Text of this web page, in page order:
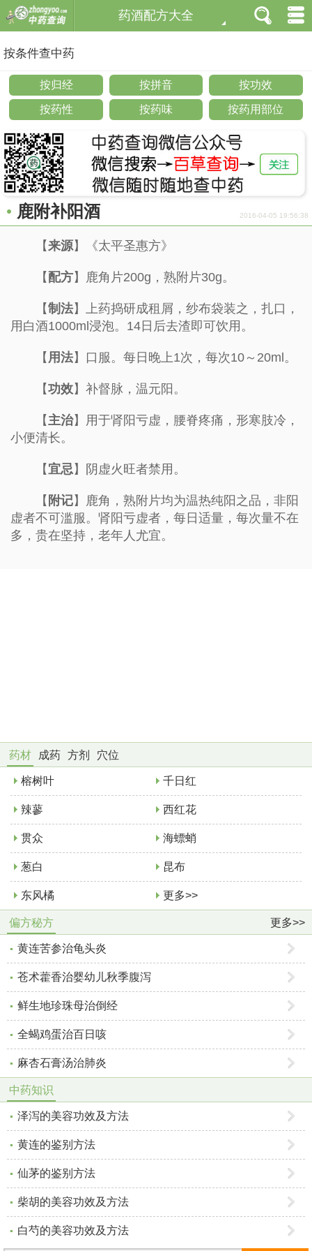
药酒配方大全
按条件查中药
按归经 按拼音 按功效
按药性 按药味 按药用部位
鹿附补阳酒 2016-04-05 19:56:38
【来源】《太平圣惠方》
【配方】鹿角片200g，熟附片30g。
【制法】上药捣研成租屑，纱布袋装之，扎口，
用白酒1000ml浸泡。14日后去渣即可饮用。
【 用法】口服。每日晚上1次，每次10～20ml。
【功效】补督脉，温元阳。
【 主治】用于肾阳亏虚，腰脊疼痛，形寒肢冷，
小便清长。
【 宜忌 】阴虚火旺者禁用。
【 附记】鹿角，熟附片均为温热纯阳之品，非阳
虚者不可滥服。肾阳亏虚者，每日适量，每次量不在
多，贵在坚持，老年人尤宜。
药材 成药 方剂 穴位
榕树叶 千日红
辣蓼 西红花
贯众 海螵蛸
葱白 昆布
东风橘 更多>>
偏方秘方 更多>>
黄连苦参治龟头炎
苍术藿香治婴幼儿秋季腹泻
鲜生地珍珠母治倒经
全蝎鸡蛋治百日咳
麻杏石膏汤治肺炎
中药知识
泽泻的美容功效及方法
黄连的鉴别方法
仙茅的鉴别方法
柴胡的美容功效及方法
白芍的美容功效及方法